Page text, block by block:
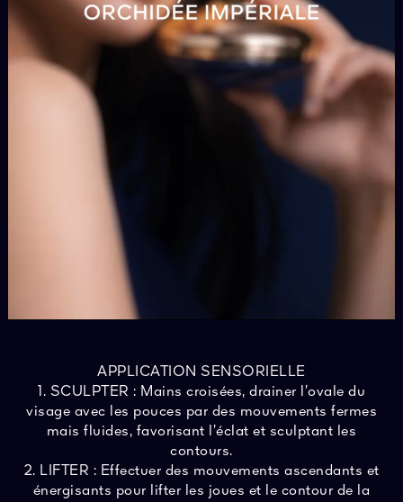
APPLICATION SENSORIELLE
1. SCULPTER : Mains croisées, drainer l’ovale du
visage avec les pouces par des mouvements fermes
mais fluides, favorisant l’éclat et sculptant les
contours.
2. LIFTER : Effectuer des mouvements ascendants et
énergisants pour lifter les joues et le contour de la